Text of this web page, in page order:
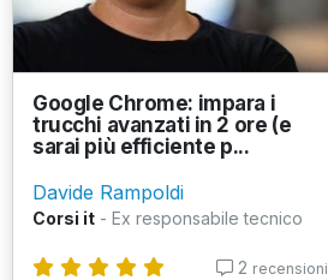
Google Chrome: impara i
trucchi avanzati in 2 ore (e
sarai più efficiente p...
Davide Rampoldi
Corsi it - Ex responsabile tecnico
2 recensioni